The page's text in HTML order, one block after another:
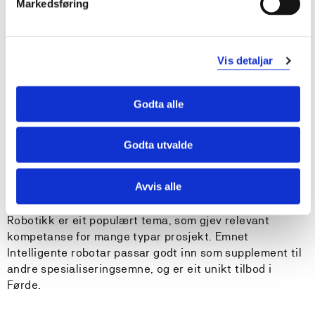
Markedsføring
Vis detaljar
Godta alle
Godta utvalde
Avvis alle
løysingar.
løyse problem frå den verkelege verda. Studentane
lærer bruk av standard arbeidsflyt og moderne verktøy
og rammeverk frå dataanalyse og maskinlæring, og om
avgrensingane til feltet. På teori-sida blir det gitt ei
innføring i avanserte og velkjende algoritmar innanfor
ulike område gjennom emnet Maskinlæring og
fordjupinga skjer i emnet Deep learning engineering,
som blir tilbode felles for master- og bachelorstudentar.
Robotikk er eit populært tema, som gjev relevant
kompetanse for mange typar prosjekt. Emnet
Intelligente robotar passar godt inn som supplement til
andre spesialiseringsemne, og er eit unikt tilbod i
Førde.